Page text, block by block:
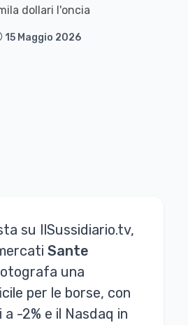
dollari l'oncia
15 Maggio 2026
su IlSussidiario.tv,
Sante
una
per le borse, con
-2% e il Nasdaq in